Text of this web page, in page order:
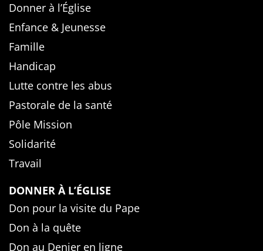
Donner à l’Église
Enfance & Jeunesse
Famille
Handicap
Lutte contre les abus
Pastorale de la santé
Pôle Mission
Solidarité
Travail
DONNER À L’ÉGLISE
Don pour la visite du Pape
Don à la quête
Don au Denier en ligne